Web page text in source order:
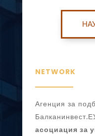
NETWORK
Агенция за
асоциация за